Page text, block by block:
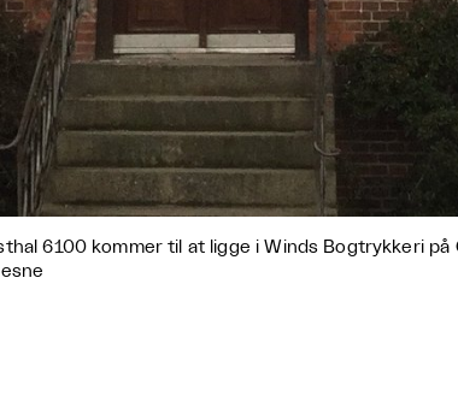
6100 kommer til at ligge i Winds Bogtrykkeri på